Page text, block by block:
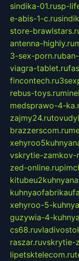
sindika-01.rusp-
e-abis-1-c.ru
store-
antenna-highly.ru
3-sex-porn.ru
viagra-tablet.ru
fincontech.ru
rebus-toys.ru
medsprawo-4-
zajmy24.ru
brazzerscom.ru
vskrytie-zamkov-
zed-online.ru
xehyroo-5-
guzywia-4-
cs68.ru
raszar.ruvskrytie-
lipetsktelecom.ru